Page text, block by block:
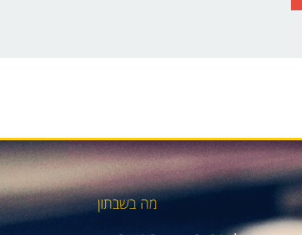
מה בשבתון